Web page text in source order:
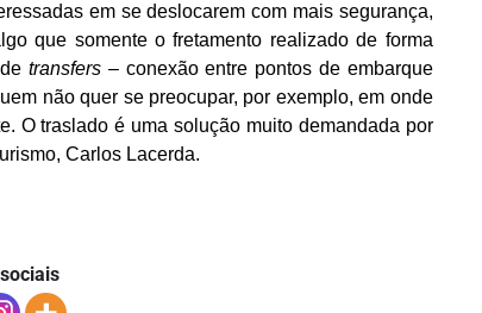
em se deslocarem com mais segurança,
que somente o fretamento realizado de forma
transfers – conexão entre pontos de embarque
não quer se preocupar, por exemplo, em onde
O traslado é uma solução muito demandada por
Carlos Lacerda.